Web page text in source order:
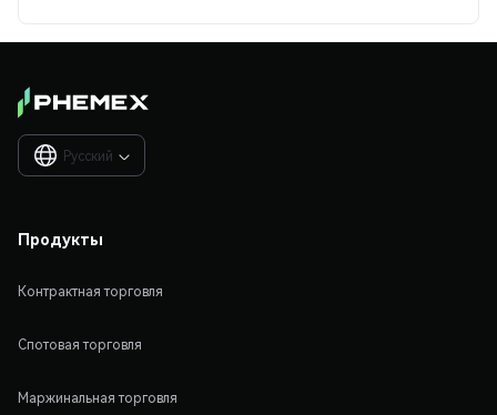
Русский 
Продукты
Контрактная торговля
Спотовая торговля
Маржинальная торговля